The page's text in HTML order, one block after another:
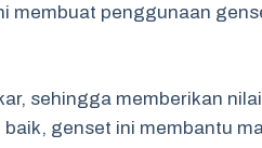
membuat penggunaan
sehingga memberikan
genset ini membantu